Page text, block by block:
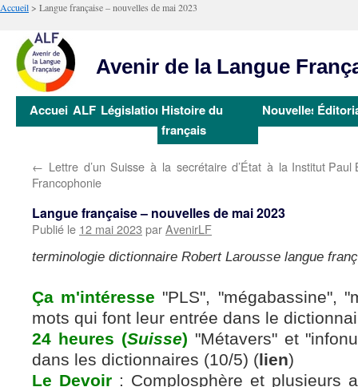
Accueil> Langue française – nouvelles de mai 2023
Avenir de la Langue
Aller
au
Accueil ALF Législation Histoire du
français
Nouvelles
← Lettre d’un Suisse à la secrétaire d’État à la
Francophonie
Institut Paul
Langue française – nouvelles de mai 2023
Publié le 12 mai 2023 parAvenirLF
terminologie dictionnaire Robert Larousse langue
Ça m'intéresse "PLS", "mégabassine",
mots qui font leur entrée dans le
24 heures (Suisse) "Métavers" et
dans les dictionnaires (10/5) (lien)
Le Devoir : Complosphère et plusieurs